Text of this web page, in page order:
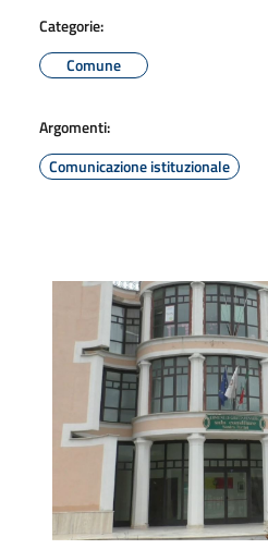
Categorie:
Comune
Argomenti:
Comunicazione istituzionale